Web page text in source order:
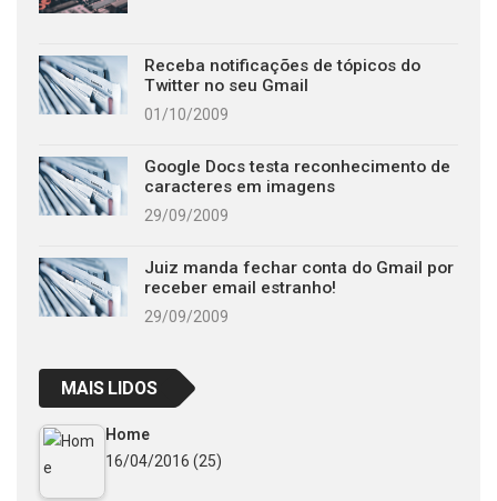
Receba notificações de tópicos do
Twitter no seu Gmail
01/10/2009
Google Docs testa reconhecimento de
caracteres em imagens
29/09/2009
Juiz manda fechar conta do Gmail por
receber email estranho!
29/09/2009
MAIS LIDOS
Home
16/04/2016 (25)